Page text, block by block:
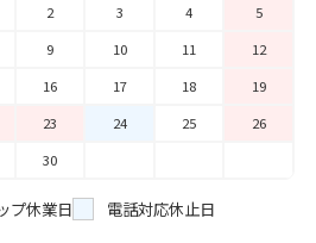
2 3 4
5
9 10 11
12
16 17 18
19
23 24 25
26
30
プ休業日 電話対応休止日